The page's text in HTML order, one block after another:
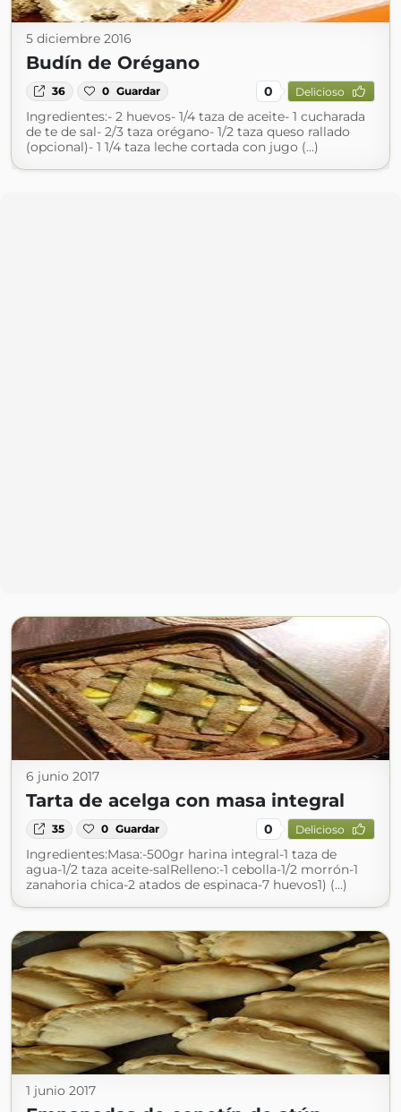
5 diciembre 2016
Budín de Orégano
36 0 Guardar 0 Delicioso
Ingredientes:- 2 huevos- 1/4 taza de aceite- 1 cucharada
de te de sal- 2/3 taza orégano- 1/2 taza queso rallado
(opcional)- 1 1/4 taza leche cortada con jugo (...)
6 junio 2017
Tarta de acelga con masa integral
35 0 Guardar 0 Delicioso
Ingredientes:Masa:-500gr harina integral-1 taza de
agua-1/2 taza aceite-salRelleno:-1 cebolla-1/2 morrón-1
zanahoria chica-2 atados de espinaca-7 huevos1) (...)
1 junio 2017